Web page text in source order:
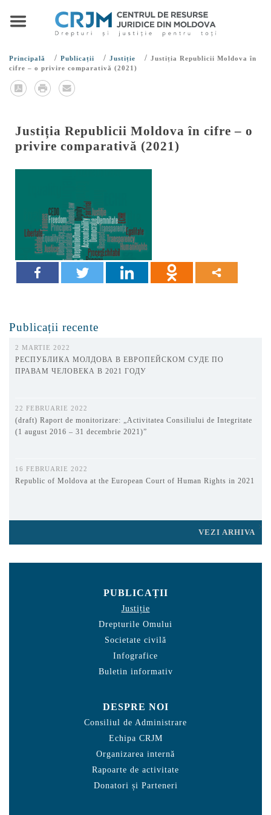
Principală / Publicații / Justiție / Justiția Republicii Moldova în
cifre – o privire comparativă (2021)
Justiția Republicii Moldova în cifre – o
privire comparativă (2021)
Publicații recente
2 MARTIE 2022
РЕСПУБЛИКА МОЛДОВА В ЕВРОПЕЙСКОМ СУДЕ ПО
ПРАВАМ ЧЕЛОВЕКА В 2021 ГОДУ
22 FEBRUARIE 2022
(draft) Raport de monitorizare: „Activitatea Consiliului de Integritate
(1 august 2016 – 31 decembrie 2021)”
16 FEBRUARIE 2022
Republic of Moldova at the European Court of Human Rights in 2021
VEZI ARHIVA
PUBLICAȚII
Justiție
Drepturile Omului
Societate civilă
Infografice
Buletin informativ
DESPRE NOI
Consiliul de Administrare
Echipa CRJM
Organizarea internă
Rapoarte de activitate
Donatori și Parteneri